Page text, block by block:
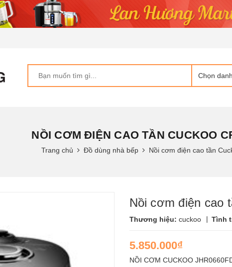
Chọn
NỒI CƠM ĐIỆN CAO TẦN CUCKOO
Trang chủ Đồ dùng nhà bếp Nồi cơm điện cao tần
Nồi cơm điện cao
Thương hiệu: cuckoo | Tình
5.850.000₫
NỒI CƠM CUCKOO